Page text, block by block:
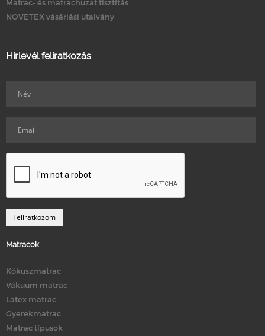
Matrac- és matrachuzat tisztítás
NOVETEX vásárlási utalvány
Hírlevél feliratkozás
Matracok
Kókuszmatrac
Vákuum matrac
Latex matrac
Gyerekmatrac
Matrac típusok